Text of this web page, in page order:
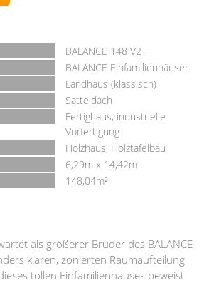
BALANCE 148 V2
BALANCE Einfamilienhäuser
Landhaus (klassisch)
Satteldach
Fertighaus, industrielle
Vorfertigung
Holzhaus, Holztafelbau
6,29m x 14,42m
148,04m²
als größerer Bruder des BALANCE
klaren, zonierten Raumaufteilung
tollen Einfamilienhauses beweist